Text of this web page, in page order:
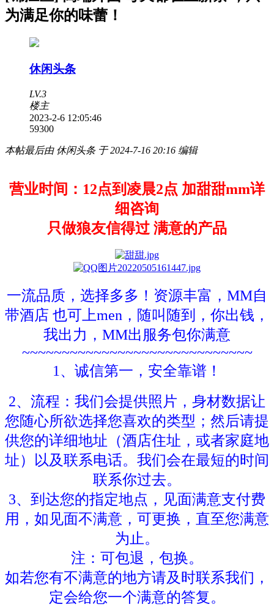
为满足你的味蕾！
休闲头条
LV.3
楼主
2023-2-6 12:05:46
59300
本帖最后由 休闲头条 于 2024-7-16 20:16 编辑
营业时间：12点到凌晨2点 加甜甜mm详
细咨询
只做狼友信得过 满意的产品
一流品质，选择多多！资源丰富，MM自
带酒店 也可上men，随叫随到，你出钱，
我出力，MM出服务包你满意
~~~~~~~~~~~~~~~~~~~~~~~~~~~~~
1、诚信第一，安全靠谱！
2、流程：我们会提供照片，身材数据让
您随心所欲选择您喜欢的类型；然后请提
供您的详细地址（酒店住址，或者家庭地
址）以及联系电话。我们会在最短的时间
联系你过去。
3、到达您的指定地点，见面满意支付费
用，如见面不满意，可更换，直至您满意
为止。
注：可包退，包换。
如若您有不满意的地方请及时联系我们，
定会给您一个满意的答复。